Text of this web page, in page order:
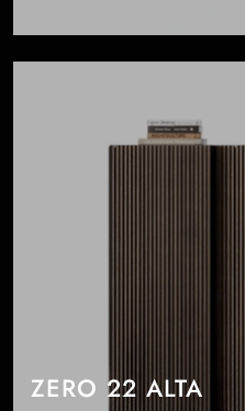
ZERO 22 ALTA